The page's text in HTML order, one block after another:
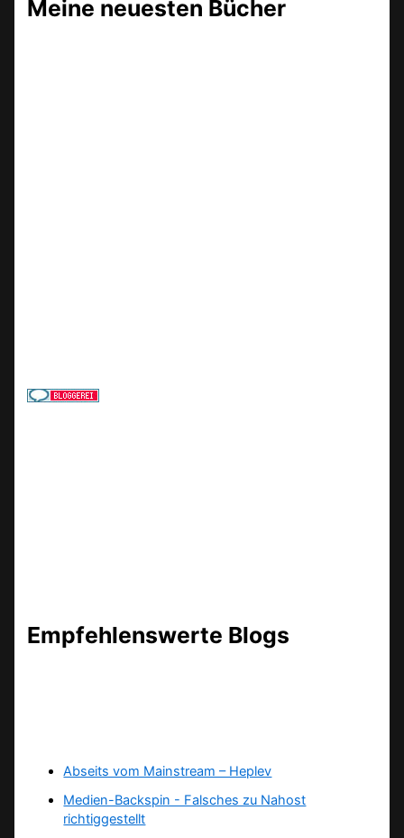
Meine neuesten Bücher
Empfehlenswerte Blogs
Abseits vom Mainstream – Heplev
Medien-Backspin - Falsches zu Nahost
richtiggestellt